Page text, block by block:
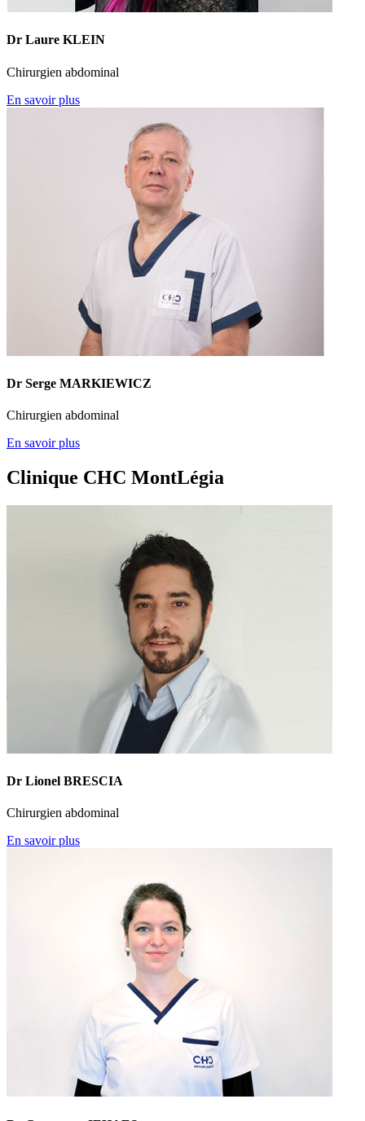
Dr Laure KLEIN
Chirurgien abdominal
En savoir plus
Dr Serge MARKIEWICZ
Chirurgien abdominal
En savoir plus
Clinique CHC MontLégia
Dr Lionel BRESCIA
Chirurgien abdominal
En savoir plus